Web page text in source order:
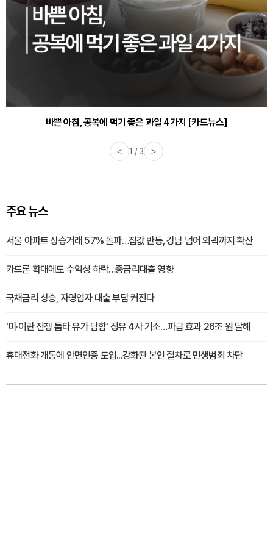
바쁜 아침, 공복에 먹기 좋은 과일 4가지 [카드뉴스]
< 1 / 3 >
주요 뉴스
서울 아파트 상승거래 57% 돌파…집값 반등, 강남 넘어 외곽까지 확산
카드론 확대에도 수익성 하락…중금리대출 영향
국채금리 상승, 자영업자 대출 부담 커진다
'미·이란 전쟁 틈타 유가 담합' 정유 4사 기소…파급 효과 26조 원 달해
휴대전화 개통에 안면인증 도입...강화된 본인 절차로 민생범죄 차단